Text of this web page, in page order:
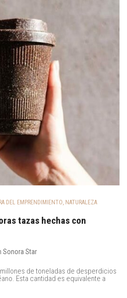
DEL EMPRENDIMIENTO, NATURALEZA
tazas hechas con
Sonora Star
de toneladas de desperdicios
Esta cantidad es equivalente a